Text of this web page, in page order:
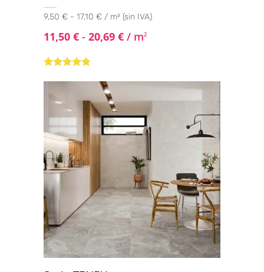
9,50 € - 17,10 € / m² (sin IVA)
11,50 € - 20,69 € / m2
con4.60de